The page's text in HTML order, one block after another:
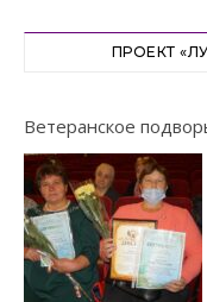
ПРОЕКТ
Ветеранское